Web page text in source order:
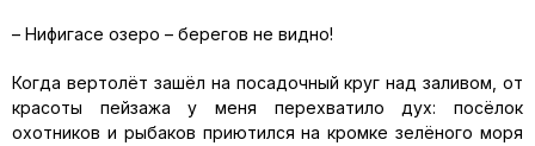
– Нифигасе озеро – берегов не видно!
Когда вертолёт зашёл на посадочный круг над заливом, от
красоты пейзажа у меня перехватило дух: посёлок
охотников и рыбаков приютился на кромке зелёного моря